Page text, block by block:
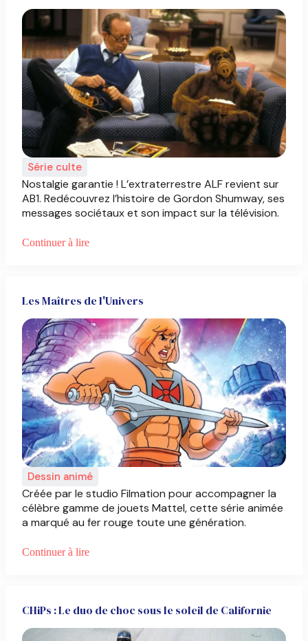
Série culte
Nostalgie garantie ! L’extraterrestre ALF revient sur
AB1. Redécouvrez l’histoire de Gordon Shumway, ses
messages sociétaux et son impact sur la télévision.
Continuer à lire
Les Maîtres de l'Univers
Dessin animé
Créée par le studio Filmation pour accompagner la
célèbre gamme de jouets Mattel, cette série animée
a marqué au fer rouge toute une génération.
Continuer à lire
CHiPs : Le duo de choc sous le soleil de Californie